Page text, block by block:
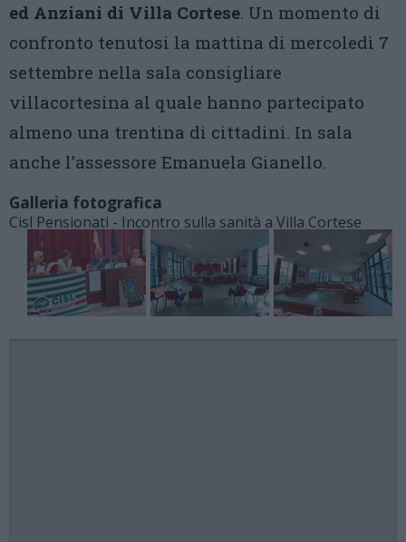
ed Anziani di Villa Cortese. Un momento di
confronto tenutosi la mattina di mercoledì 7
settembre nella sala consigliare
villacortesina al quale hanno partecipato
almeno una trentina di cittadini. In sala
anche l’assessore Emanuela Gianello.
Galleria fotografica
Cisl Pensionati - Incontro sulla sanità a Villa Cortese